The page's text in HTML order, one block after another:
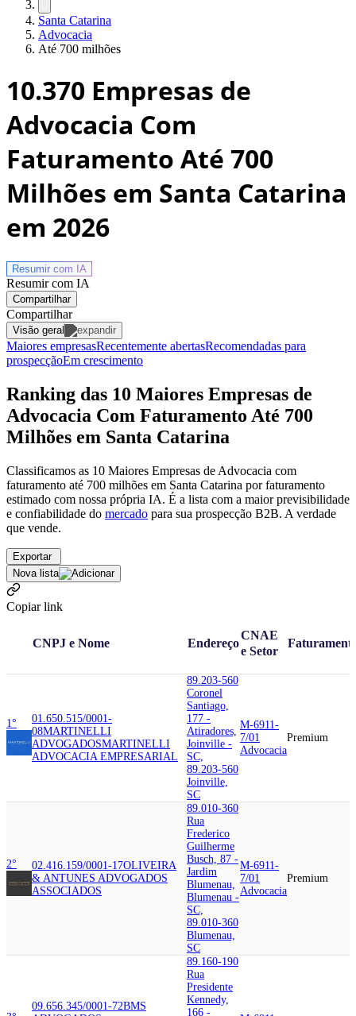
Santa Catarina
Advocacia
Até 700 milhões
10.370 Empresas de
Advocacia Com
Faturamento Até 700
Milhões em Santa Catarina
em 2026
Resumir com IA
Resumir com IA
Compartilhar
Compartilhar
Visão geral
Maiores empresasRecentemente abertasRecomendadas para
prospecçãoEm crescimento
Ranking das 10 Maiores Empresas de
Advocacia Com Faturamento Até 700
Milhões em Santa Catarina
Classificamos as 10 Maiores Empresas de Advocacia com
faturamento até 700 milhões em Santa Catarina por faturamento
estimado com nossa própria IA. É a lista com a maior previsibilidade
e confiabilidade do mercado para sua prospecção B2B. A verdade
que vende.
Exportar
Nova lista
Copiar link
CNPJ e Nome Endereço
CNAE
e Setor
1°
01.650.515/0001-
08MARTINELLI
ADVOGADOSMARTINELLI
ADVOCACIA EMPRESARIAL
89.203-560
Coronel
Santiago,
177 -
Atiradores,
Joinville -
SC,
89.203-560
Joinville,
SC
M-6911-
7/01
Advocacia
Premium
2° 02.416.159/0001-17OLIVEIRA
& ANTUNES ADVOGADOS
ASSOCIADOS
89.010-360
Rua
Frederico
Guilherme
Busch, 87 -
Jardim
Blumenau,
Blumenau -
SC,
89.010-360
Blumenau,
SC
M-6911-
7/01
Advocacia
Premium
09.656.345/0001-72BMS
89.160-190
Rua
Presidente
Kennedy,
166 -